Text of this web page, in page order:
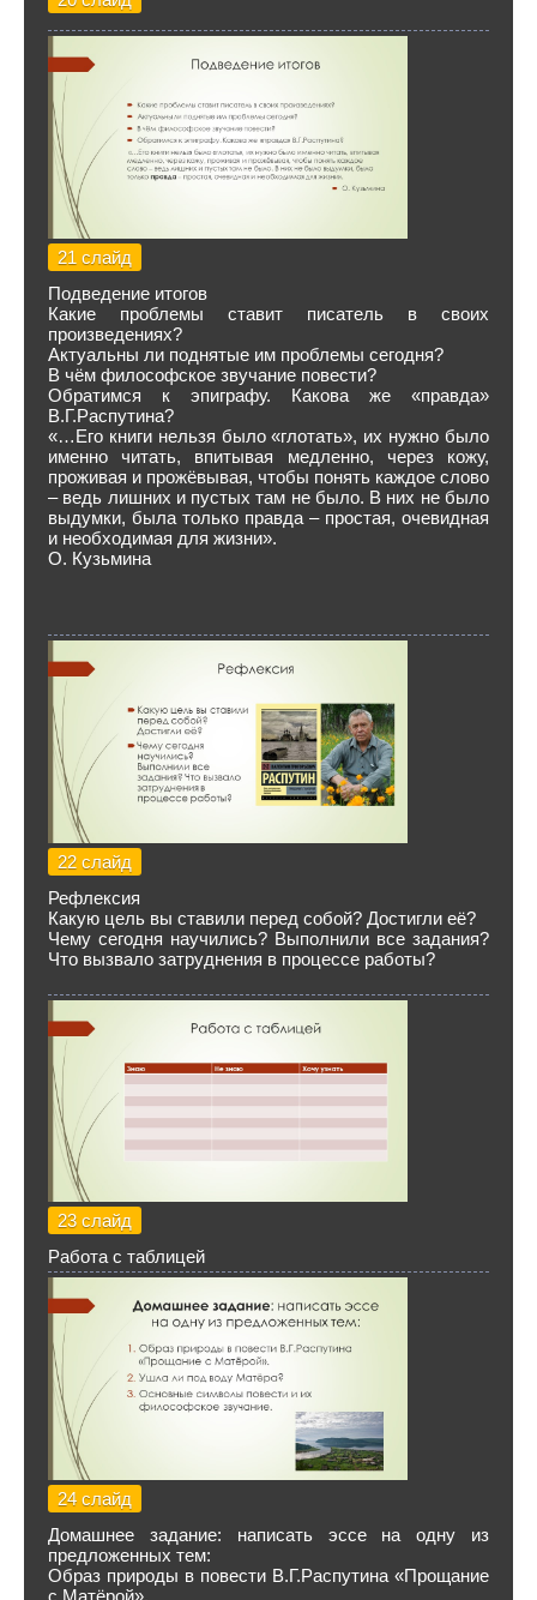
21 слайд
Подведение итогов
Какие проблемы ставит писатель в своих
произведениях?
Актуальны ли поднятые им проблемы сегодня?
В чём философское звучание повести?
Обратимся к эпиграфу. Какова же «правда»
В.Г.Распутина?
«…Его книги нельзя было «глотать», их нужно было
именно читать, впитывая медленно, через кожу,
проживая и прожёвывая, чтобы понять каждое слово
– ведь лишних и пустых там не было. В них не было
выдумки, была только правда – простая, очевидная
и необходимая для жизни».
О. Кузьмина
22 слайд
Рефлексия
Какую цель вы ставили перед собой? Достигли её?
Чему сегодня научились? Выполнили все задания?
Что вызвало затруднения в процессе работы?
23 слайд
Работа с таблицей
24 слайд
Домашнее задание: написать эссе на одну из
предложенных тем:
Образ природы в повести В.Г.Распутина «Прощание
с Матёрой».